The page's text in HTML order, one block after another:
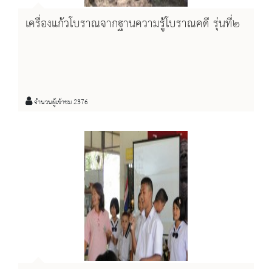
เครื่องแก้วโบราณจากฐานความรู้โบราณคดี รุ่นที่๒
จำนวนผู้เข้าชม 2376